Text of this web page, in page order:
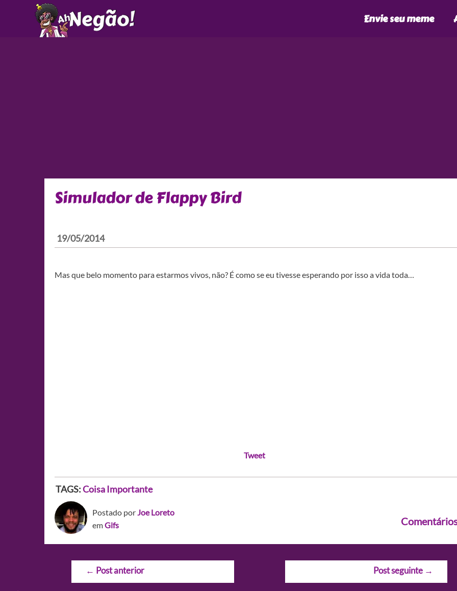
Envie seu meme
Simulador de Flappy Bird
19/05/2014
Mas que belo momento para estarmos vivos, não? É como se eu tivesse esperando por isso a vida toda…
Tweet
TAGS:Coisa Importante
Postado porJoe Loreto
emGifs
Navegação
← Post anterior Post seguinte →